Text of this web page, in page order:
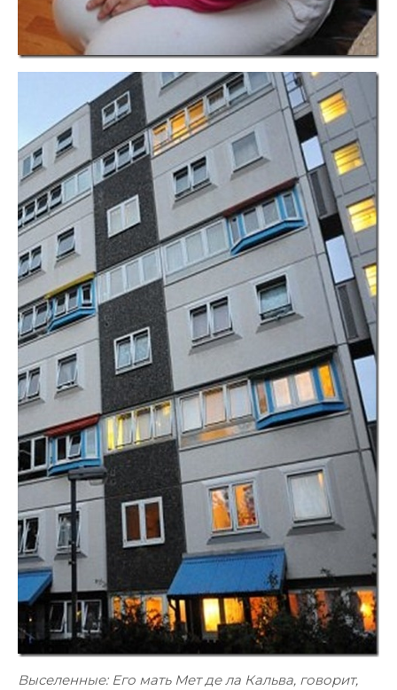
Выселенные: Его мать Мет де ла Кальва, говорит,